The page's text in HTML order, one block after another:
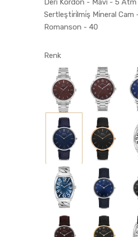
Sertleşti̇ri̇lmi̇ş Mi̇neral Cam
Romanson - 40
Renk